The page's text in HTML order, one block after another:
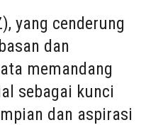
yang cenderung
dan
memandang
sebagai kunci
dan aspirasi